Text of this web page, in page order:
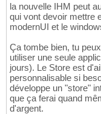
la nouvelle IHM peut
qui vont devoir mettre
modernUI et le
Ça tombe bien, tu
utiliser une seule
jours). Le Store est
personnalisable si
développe un "store"
que ça ferai quand
d'argent.